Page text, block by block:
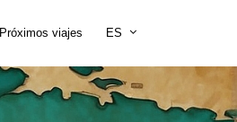
Próximos viajes ES